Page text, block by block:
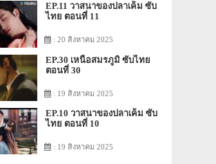
EP.11 วาสนาของปลาเค็ม ซับ
ไทย ตอนที่ 11
: 20 สิงหาคม 2025
EP.30 เหนือสมรภูมิ ซับไทย
ตอนที่ 30
: 19 สิงหาคม 2025
EP.10 วาสนาของปลาเค็ม ซับ
ไทย ตอนที่ 10
: 19 สิงหาคม 2025